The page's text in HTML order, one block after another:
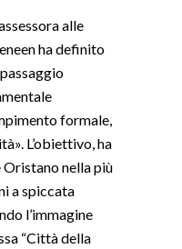
alle
ha definito
formale,
L’obiettivo, ha
nella più
a spiccata
l’immagine
“Città della